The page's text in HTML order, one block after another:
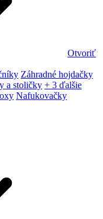
Otvoriť
Záhradné hojdačky
a stoličky + 3 ďalšie
Nafukovačky